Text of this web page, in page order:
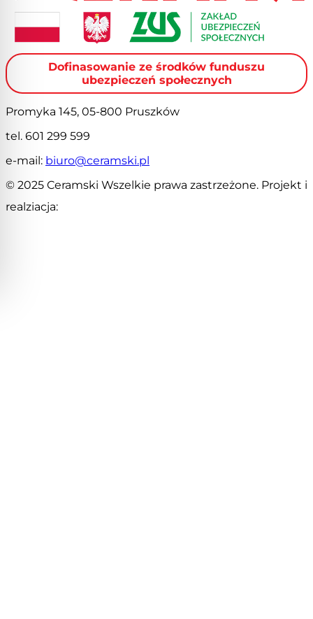
Dofinasowanie ze środków funduszu
ubezpieczeń społecznych
Promyka 145, 05-800 Pruszków
tel. 601 299 599
e-mail: biuro@ceramski.pl
© 2025 Ceramski Wszelkie prawa zastrzeżone. Projekt i
realziacja: